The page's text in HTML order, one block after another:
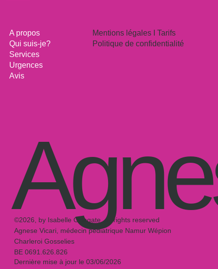
A propos
Qui suis-je?
Services
Urgences
Avis
Mentions légales I Tarifs
Politique de confidentialité
©2026, by Isabelle Ortegate, all rights reserved
Agnese Vicari, médecin pédiatrique Namur Wépion
Charleroi Gosselies
BE 0691.626.826
Dernière mise à jour le 03/06/2026